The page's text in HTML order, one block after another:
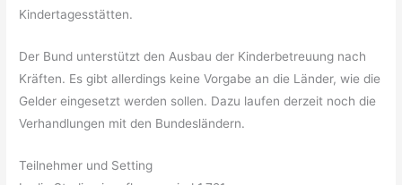
Kindertagesstätten.
Der Bund unterstützt den Ausbau der Kinderbetreuung nach
Kräften. Es gibt allerdings keine Vorgabe an die Länder, wie die
Gelder eingesetzt werden sollen. Dazu laufen derzeit noch die
Verhandlungen mit den Bundesländern.
Teilnehmer und Setting